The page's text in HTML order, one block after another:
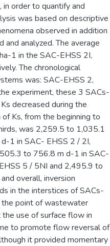
order to quantify and
was based on descriptive
observed in addition
analyzed. The average
1 in the SAC-EHSS 2I,
The chronological
was: SAC-EHSS 2,
experiment, these 3 SACs-
decreased during the
Ks, from the beginning to
was 2,259.5 to 1,035.1
1 in SAC- EHSS 2 / 2I,
to 756.8 m d-1 in SAC-
5 / 5NI and 2,495.9 to
overall, inversion
in the interstices of SACs-
the point of wastewater
use of surface flow in
to promote flow reversal of
it provided momentary